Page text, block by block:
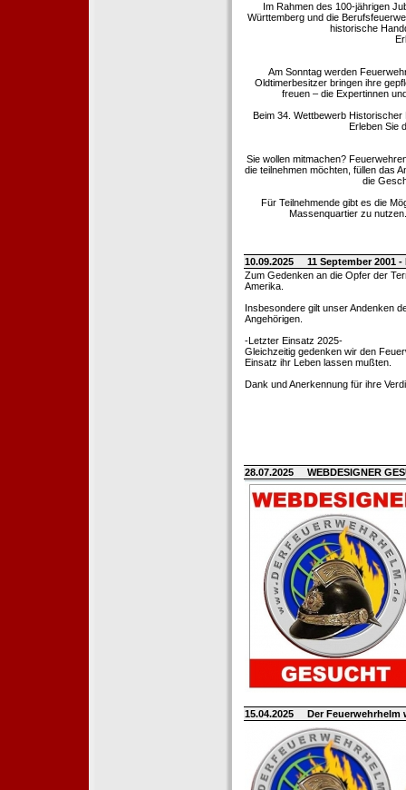
Im Rahmen des 100-jährigen
Württemberg und die
historische
Am Sonntag werden
Oldtimerbesitzer bringen ihre
freuen – die Expertinnen
Beim 34. Wettbewerb
Erleben Sie
Sie wollen mitmachen?
die teilnehmen möchten, füllen das
die
Für Teilnehmende gibt es die
Massenquartier zu
10.09.2025
11 September 2001
Zum Gedenken an die Opfer der
Amerika.
Insbesondere gilt unser Andenken
Angehörigen.
-Letzter Einsatz 2025-
Gleichzeitig gedenken wir den
Einsatz ihr Leben lassen mußten.
Dank und Anerkennung für ihre
28.07.2025 WEBDESIGNER
15.04.2025 Der